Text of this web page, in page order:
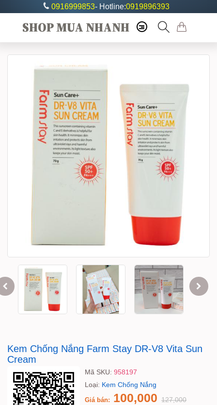
0916999853- Hotline:0919896393
SHOP MUA NHANH
Kem Chống Nắng Farm Stay DR-V8 Vita Sun
Cream
Mã SKU: 958197
Loại: Kem Chống Nắng
Giá bán: 100,000 127,000